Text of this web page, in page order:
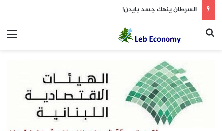
السرطان ينهك جسد بايدن!
بحث عن